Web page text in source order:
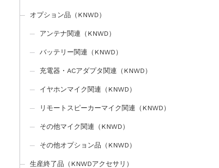
オプション品（KNWD）
アンテナ関連（KNWD）
バッテリー関連（KNWD）
充電器・ACアダプタ関連（KNWD）
イヤホンマイク関連（KNWD）
リモートスピーカーマイク関連（KNWD）
その他マイク関連（KNWD）
その他オプション品（KNWD）
生産終了品（KNWDアクセサリ）